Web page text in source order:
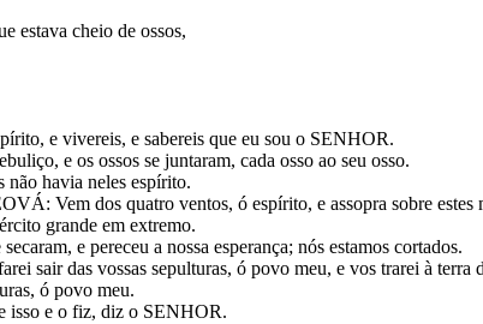
estava cheio de ossos,
e vivereis, e sabereis que eu sou o SENHOR.
e os ossos se juntaram, cada osso ao seu osso.
não havia neles espírito.
Vem dos quatro ventos, ó espírito, e assopra sobre estes
grande em extremo.
e pereceu a nossa esperança; nós estamos cortados.
sair das vossas sepulturas, ó povo meu, e vos trarei à terra
ó povo meu.
isso e o fiz, diz o SENHOR.